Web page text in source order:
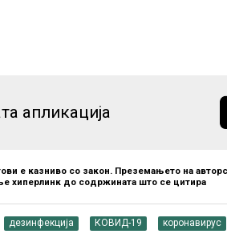
апликација
е казниво со закон. Преземањето на
хиперлинк до содржината што се цитира
дезинфекција КОВИД-19 коронавирус